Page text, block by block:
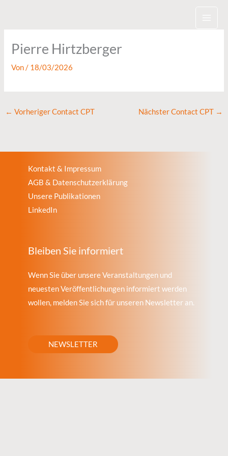
Pierre Hirtzberger
Von/ 18/03/2026
← Vorheriger Contact CPT Nächster Contact CPT →
Kontakt & Impressum
AGB & Datenschutzerklärung
Unsere Publikationen
LinkedIn
Bleiben Sie informiert
Wenn Sie über unsere Veranstaltungen und
neuesten Veröffentlichungen informiert werden
wollen, melden Sie sich für unseren Newsletter an.
NEWSLETTER